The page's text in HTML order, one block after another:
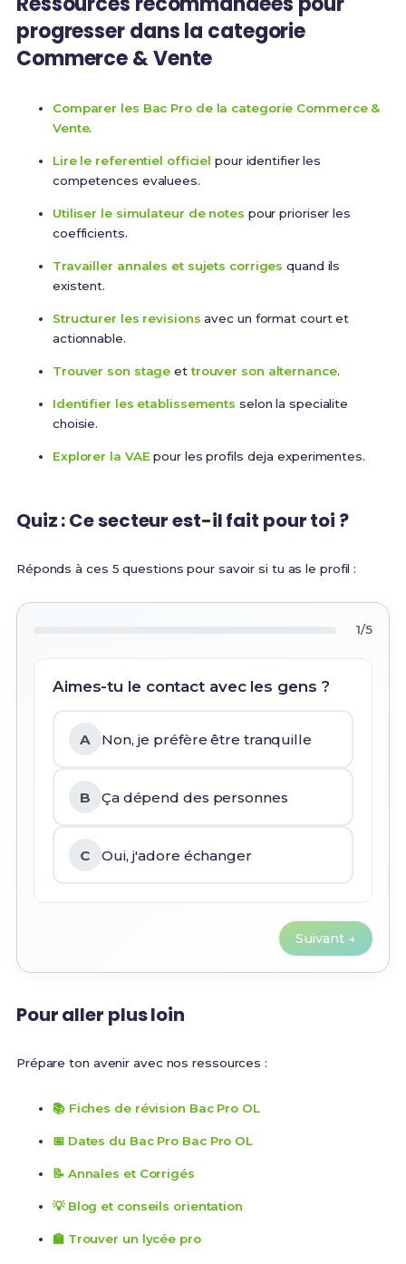
progresser dans la categorie
Commerce & Vente
Comparer les Bac Pro de la categorie Commerce &
Vente.
Lire le referentiel officiel pour identifier les
competences evaluees.
Utiliser le simulateur de notes pour prioriser les
coefficients.
Travailler annales et sujets corriges quand ils
existent.
Structurer les revisions avec un format court et
actionnable.
Trouver son stage ettrouver son alternance.
Identifier les etablissements selon la specialite
choisie.
Explorer la VAEpour les profils deja experimentes.
Quiz : Ce secteur est-il fait pour toi ?
Réponds à ces 5 questions pour savoir si tu as le profil :
1/5
Aimes-tu le contact avec les gens ?
A Non, je préfère être tranquille
B Ça dépend des personnes
C Oui, j'adore échanger
Suivant →
Pour aller plus loin
Prépare ton avenir avec nos ressources :
📚 Fiches de révision Bac Pro OL
📅 Dates du Bac Pro Bac Pro OL
📝 Annales et Corrigés
💡 Blog et conseils orientation
🏫 Trouver un lycée pro